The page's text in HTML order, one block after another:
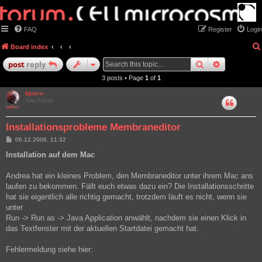
FAQ Login
Register
Board index
postreply searchadvanced
3 posts • Page 1 of 1
bjoern
Site Admin
Installationsprobleme Membraneditor
P
s
06.12.2006, 11:32
Installation auf dem Mac
Andrea hat ein kleines Problem, den Membraneditor unter ihrem Mac ans
laufen zu bekommen. Fällt euch etwas dazu ein? Die Installationsschritte
hat sie eigentlich alle richtig gemacht, trotzdem läuft es nicht, wenn sie
unter
Run -> Run as -> Java Application anwählt, nachdem sie einen Klick in
das Textfenster mit der aktuellen Startdatei gemacht hat.
Fehlermeldung siehe hier: